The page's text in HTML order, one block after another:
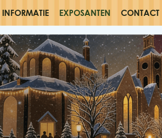
INFORMATIE EXPOSANTEN CONTACT